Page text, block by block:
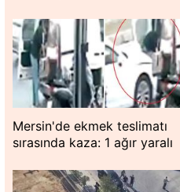
Mersin'de ekmek teslimatı
sırasında kaza: 1 ağır yaralı